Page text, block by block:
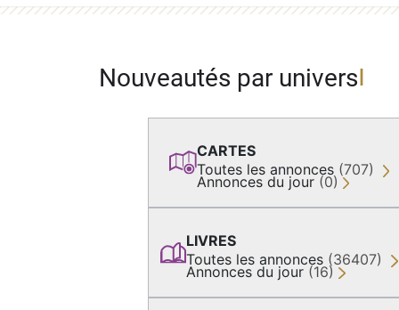
Nouveautés par univers
CARTES
Toutes les annonces (707)
Annonces du jour (0)
LIVRES
Toutes les annonces (36407)
Annonces du jour (16)